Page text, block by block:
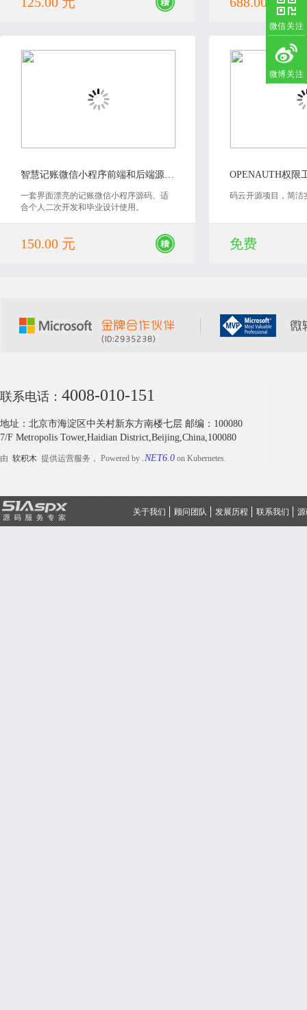
微信关注
微博关注
时、准确、全面的
产过程。适用于所
存管理的企业。
智慧记账微信小程序前端和后端源码（课程设计）
一套界面漂亮的记账微信小程序源码、适
合个人二次开发和毕业设计使用。
150.00 元
OPENAUTH权限
码云开源项目，简洁
免费
联系电话： 4008-010-151
地址：北京市海淀区中关村新东方南楼七层 邮编：100080
7/F Metropolis Tower,Haidian District,Beijing,China,100080
由 软积木 提供运营服务， Powered by .NET6.0 on Kubernetes.
关于我们 顾问团队 发展历程 联系我们